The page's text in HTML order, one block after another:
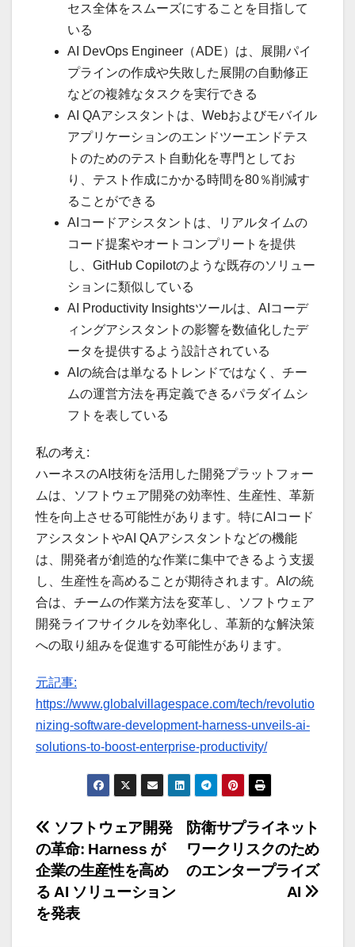
セス全体をスムーズにすることを目指して
いる
AI DevOps Engineer（ADE）は、展開パイ
プラインの作成や失敗した展開の自動修正
などの複雑なタスクを実行できる
AI QAアシスタントは、Webおよびモバイル
アプリケーションのエンドツーエンドテス
トのためのテスト自動化を専門としてお
り、テスト作成にかかる時間を80％削減す
ることができる
AIコードアシスタントは、リアルタイムの
コード提案やオートコンプリートを提供
し、GitHub Copilotのような既存のソリュー
ションに類似している
AI Productivity Insightsツールは、AIコーデ
ィングアシスタントの影響を数値化したデ
ータを提供するよう設計されている
AIの統合は単なるトレンドではなく、チー
ムの運営方法を再定義できるパラダイムシ
フトを表している
私の考え:
ハーネスのAI技術を活用した開発プラットフォー
ムは、ソフトウェア開発の効率性、生産性、革新
性を向上させる可能性があります。特にAIコード
アシスタントやAI QAアシスタントなどの機能
は、開発者が創造的な作業に集中できるよう支援
し、生産性を高めることが期待されます。AIの統
合は、チームの作業方法を変革し、ソフトウェア
開発ライフサイクルを効率化し、革新的な解決策
への取り組みを促進する可能性があります。
元記事:
https://www.globalvillagespace.com/tech/revolutio
nizing-software-development-harness-unveils-ai-
solutions-to-boost-enterprise-productivity/
投
稿
ナ
ビ
防衛サプライネット
ワークリスクのため
のエンタープライズ
AI
ソフトウェア開発
の革命: Harness が
企業の生産性を高め
る AI ソリューション
を発表